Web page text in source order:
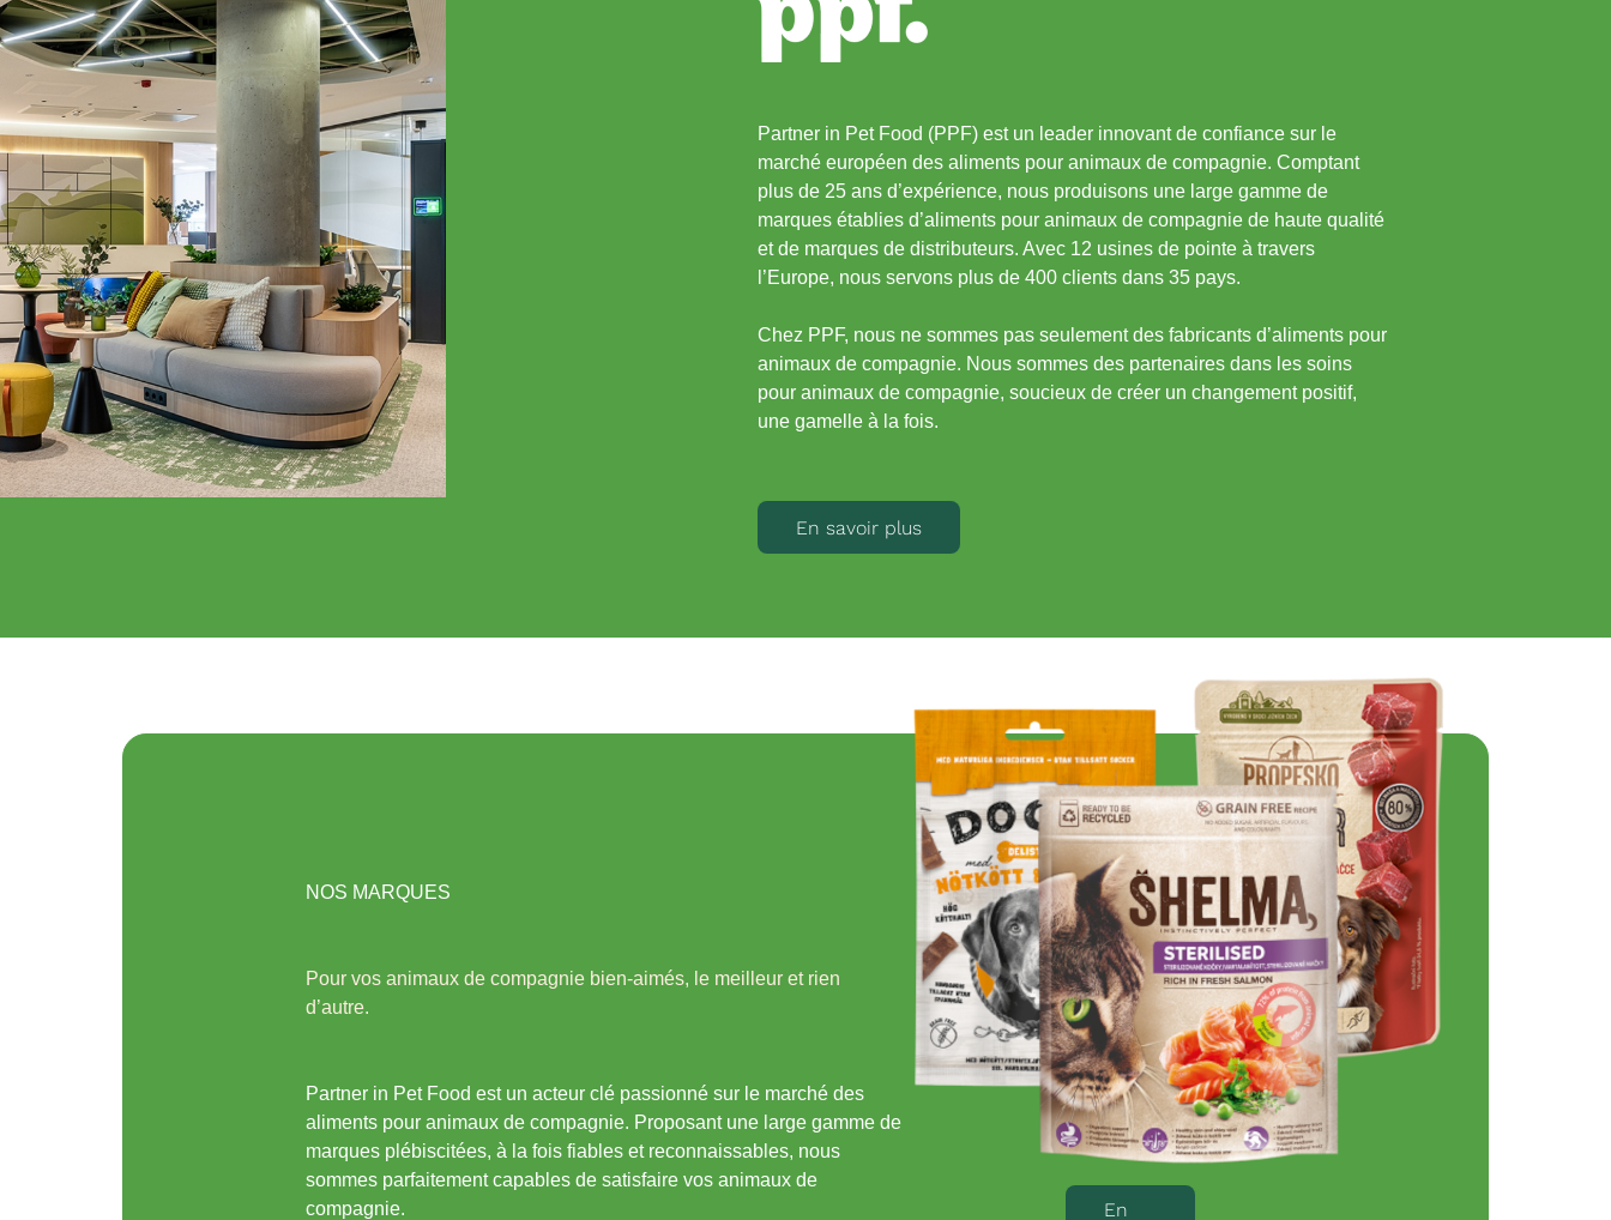
Partner in Pet Food (PPF) est un leader innovant de confiance sur le
marché européen des aliments pour animaux de compagnie. Comptant
plus de 25 ans d’expérience, nous produisons une large gamme de
marques établies d’aliments pour animaux de compagnie de haute qualité
et de marques de distributeurs. Avec 12 usines de pointe à travers
l’Europe, nous servons plus de 400 clients dans 35 pays.
Chez PPF, nous ne sommes pas seulement des fabricants d’aliments pour
animaux de compagnie. Nous sommes des partenaires dans les soins
pour animaux de compagnie, soucieux de créer un changement positif,
une gamelle à la fois.
En savoir plus
En
NOS MARQUES
Pour vos animaux de compagnie bien-aimés, le meilleur et rien
d’autre.
Partner in Pet Food est un acteur clé passionné sur le marché des
aliments pour animaux de compagnie. Proposant une large gamme de
marques plébiscitées, à la fois fiables et reconnaissables, nous
sommes parfaitement capables de satisfaire vos animaux de
compagnie.